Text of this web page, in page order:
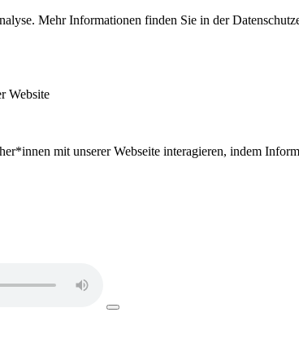
Mehr Informationen finden Sie in der
Website
mit unserer Webseite interagieren, indem